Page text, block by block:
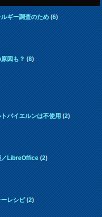
ギー調査のため(6)
因も？(8)
バイエルンは不使用(2)
／LibreOffice(2)
レシピ(2)